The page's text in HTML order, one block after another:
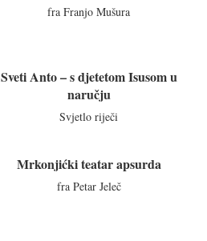
fra Franjo Mušura
Sveti Anto – s djetetom Isusom u
naručju
Svjetlo riječi
Mrkonjićki teatar apsurda
fra Petar Jeleč